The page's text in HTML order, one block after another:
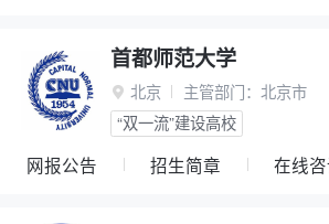
首都师范大学
 北京 主管部门： 北京市
“双一流”建设高校
网报公告 招生简章 在线